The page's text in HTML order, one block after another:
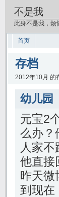
不是我
此身不是我，烦
首页
存档
2012年10月 的
幼儿园
元宝2
么办？
人家
他直接
昨天微
到现